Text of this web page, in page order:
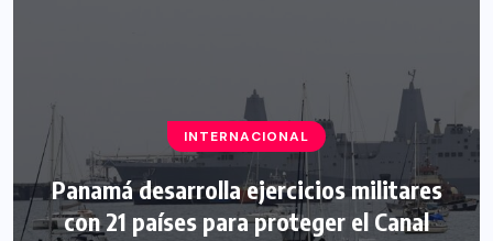
INTERNACIONAL
Panamá desarrolla ejercicios militares
con 21 países para proteger el Canal